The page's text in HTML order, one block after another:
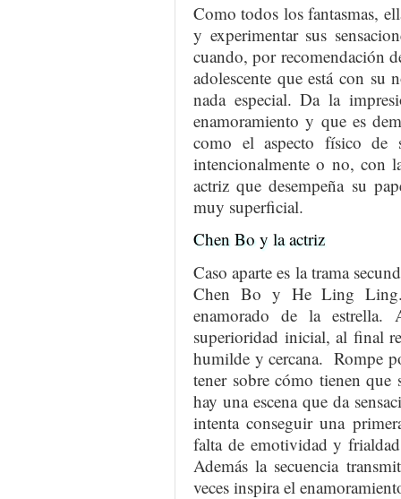
Como todos los fantasmas,
y experimentar sus
cuando, por recomendación
adolescente que está con su
nada especial. Da la
enamoramiento y que es
como el aspecto físico de
intencionalmente o no, con
actriz que desempeña su
muy superficial.
Chen Bo y la actriz
Caso aparte es la trama
Chen Bo y He Ling
enamorado de la estrella.
superioridad inicial, al final
humilde y cercana. Rompe
tener sobre cómo tienen
hay una escena que da
intenta conseguir una
falta de emotividad y
Además la secuencia
veces inspira el